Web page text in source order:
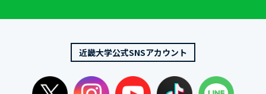
近畿大学公式SNSアカウント